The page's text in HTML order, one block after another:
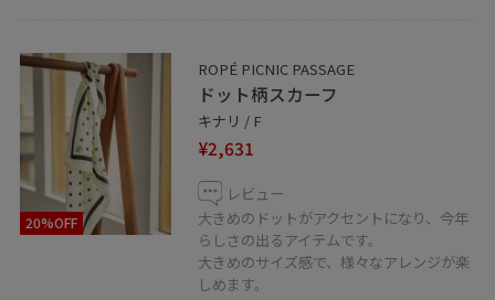
20%OFF
ROPÉ PICNIC PASSAGE
ドット柄スカーフ
キナリ / F
¥2,631
レビュー
大きめのドットがアクセントになり、今年
らしさの出るアイテムです。
大きめのサイズ感で、様々なアレンジが楽
しめます。